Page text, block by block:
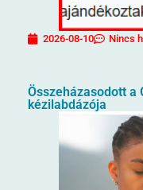
2026-08-10 Nincs
Összeházasodott a
kézilabdázója